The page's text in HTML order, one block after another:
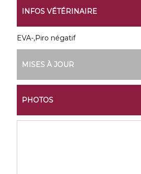
INFOS VÉTÉRINAIRE
EVA-,Piro négatif
MISES À JOUR
PHOTOS